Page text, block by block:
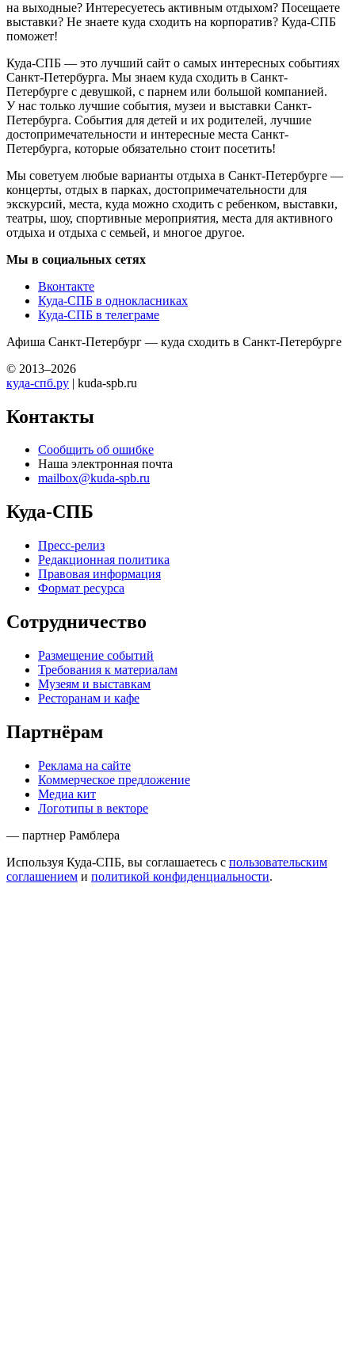
на выходные? Интересуетесь активным отдыхом? Посещаете
выставки? Не знаете куда сходить на корпоратив? Куда-СПБ
поможет!
Куда-СПБ — это лучший сайт о самых интересных событиях
Санкт-Петербурга. Мы знаем куда сходить в Санкт-
Петербурге с девушкой, с парнем или большой компанией.
У нас только лучшие события, музеи и выставки Санкт-
Петербурга. События для детей и их родителей, лучшие
достопримечательности и интересные места Санкт-
Петербурга, которые обязательно стоит посетить!
Мы советуем любые варианты отдыха в Санкт-Петербурге —
концерты, отдых в парках, достопримечательности для
экскурсий, места, куда можно сходить с ребенком, выставки,
театры, шоу, спортивные мероприятия, места для активного
отдыха и отдыха с семьей, и многое другое.
Мы в социальных сетях
Вконтакте
Куда-СПБ в однокласниках
Куда-СПБ в телеграме
Афиша Санкт-Петербург — куда сходить в Санкт-Петербурге
© 2013–2026
куда-спб.ру | kuda-spb.ru
Контакты
Сообщить об ошибке
Наша электронная почта
mailbox@kuda-spb.ru
Куда-СПБ
Пресс-релиз
Редакционная политика
Правовая информация
Формат ресурса
Сотрудничество
Размещение событий
Требования к материалам
Музеям и выставкам
Ресторанам и кафе
Партнёрам
Реклама на сайте
Коммерческое предложение
Медиа кит
Логотипы в векторе
— партнер Рамблера
Используя Куда-СПБ, вы соглашаетесь с пользовательским
соглашением и политикой конфиденциальности.